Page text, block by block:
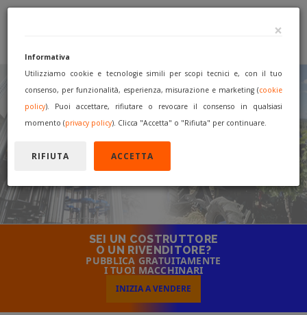
IL PRINCIPALE MERCATO
INTERNAZIONALE
PER COMPRARE E VENDERE
SEI UN COSTRUTTORE
O UN RIVENDITORE?
PUBBLICA GRATUITAMENTE
I TUOI MACCHINARI
INIZIA A VENDERE
×
Informativa
Utilizziamo cookie e tecnologie simili per scopi tecnici e, con il tuo
consenso, per funzionalità, esperienza, misurazione e marketing (cookie
policy). Puoi accettare, rifiutare o revocare il consenso in qualsiasi
momento (privacy policy). Clicca "Accetta" o "Rifiuta" per continuare.
RIFIUTA ACCETTA